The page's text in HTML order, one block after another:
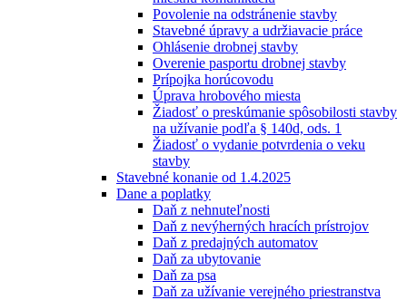
Povolenie na odstránenie stavby
Stavebné úpravy a udržiavacie práce
Ohlásenie drobnej stavby
Overenie pasportu drobnej stavby
Prípojka horúcovodu
Úprava hrobového miesta
Žiadosť o preskúmanie spôsobilosti stavby
na užívanie podľa § 140d, ods. 1
Žiadosť o vydanie potvrdenia o veku
stavby
Stavebné konanie od 1.4.2025
Dane a poplatky
Daň z nehnuteľnosti
Daň z nevýherných hracích prístrojov
Daň z predajných automatov
Daň za ubytovanie
Daň za psa
Daň za užívanie verejného priestranstva